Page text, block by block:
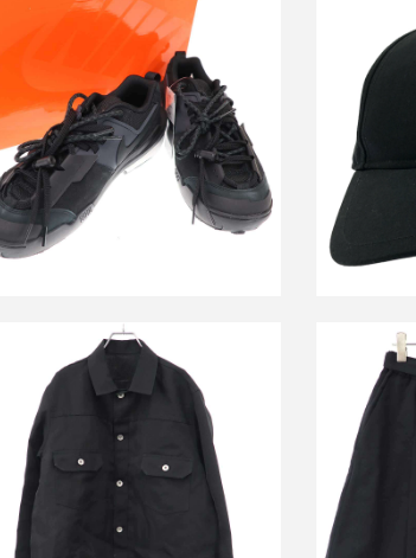
サカイ ナイキ Zegamadome スニーカ
ー HQ8618-001
詳しく見る
サカイ
サカイ 25SS シルクコットントラッカ
ージャケット 25-03682M
買取金額24,000円
サカイ
ワイド